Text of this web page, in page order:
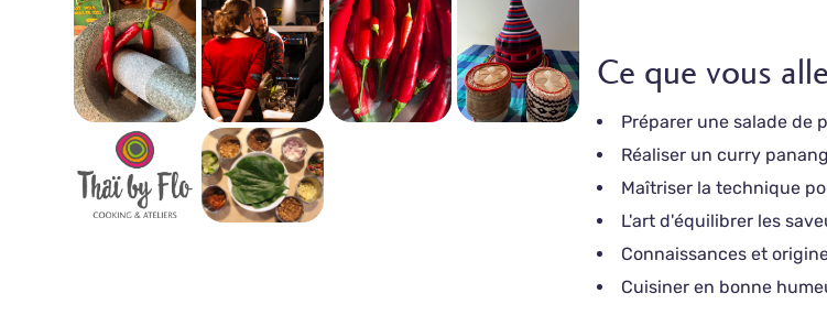
Ce que vous
Préparer une salade de
Réaliser un curry
Maîtriser la technique
L'art d'équilibrer les
Connaissances et
Cuisiner en bonne